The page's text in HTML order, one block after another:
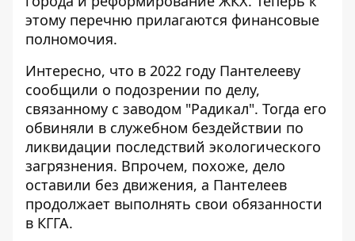
этому перечню прилагаются финансовые
полномочия.
Интересно, что в 2022 году Пантелееву
сообщили о подозрении по делу,
связанному с заводом "Радикал". Тогда его
обвиняли в служебном бездействии по
ликвидации последствий экологического
загрязнения. Впрочем, похоже, дело
оставили без движения, а Пантелеев
продолжает выполнять свои обязанности
в КГГА.